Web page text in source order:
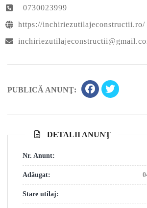
0730023999
https://inchiriezutilajeconstructii.ro/
PUBLICĂ ANUNŢ:
DETALII ANUNŢ
Nr. Anunt:
Adăugat:
Stare utilaj: